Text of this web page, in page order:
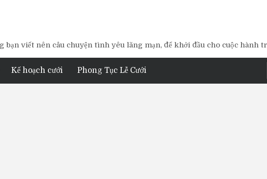
bạn viết nên câu chuyện tình yêu lãng mạn, để khởi đầu cho cuộc hành
Kế hoạch cưới Phong Tục Lễ Cưới